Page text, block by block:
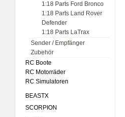
1:18 Parts Ford Bronco
1:18 Parts Land Rover
Defender
1:18 Parts LaTrax
Sender / Empfänger
Zubehör
RC Boote
RC Motorräder
RC Simulatoren
BEASTX
SCORPION